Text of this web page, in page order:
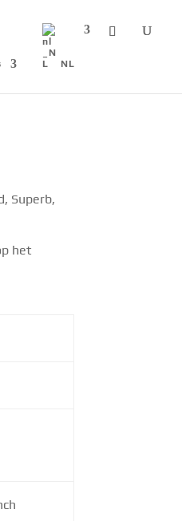
NL
Superb,
het